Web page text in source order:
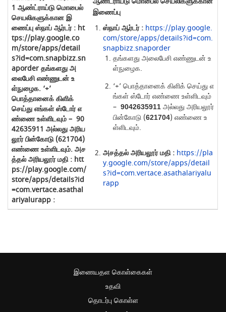
இணைப்பு
ஸ்நாப் ஆர்டர் : https://play.google.
com/store/apps/details?id=com.
snapbizz.snaporder
தங்களது அலைபேசி எண்ணுடன் உ
ள்நுழைக.
‘+’ பொத்தானைக் கிளிக் செய்து எ
ங்கள் ஸ்டோர் எண்ணை உள்ளிடவும்
– 9042635911 அல்லது அரியலூர்
பின்கோடு (621704) எண்ணை உ
ள்ளிடவும்.
அசத்தல் அரியலூர் மதி : https://pla
y.google.com/store/apps/detail
s?id=com.vertace.asathalariyalu
rapp
இணையதள கொள்கைகள்
உதவி
தொடர்பு கொள்ள